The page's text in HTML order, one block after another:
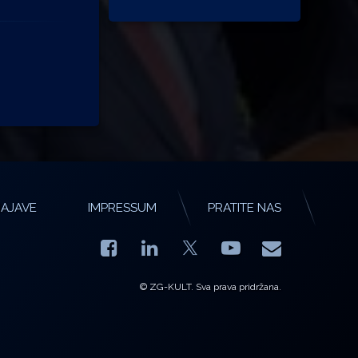
IMPRESSUM PRATITE NAS
Facebook
LinkedIn YouTube
E-mail
© ZG-KULT. Sva prava pridržana.